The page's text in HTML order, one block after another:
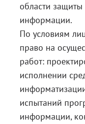
области
информации.
По условиям
право на
работ:
исполнении
испытаний
информации,